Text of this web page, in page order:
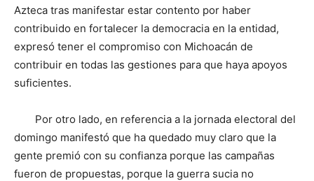
Azteca tras manifestar estar contento por haber
contribuido en fortalecer la democracia en la entidad,
expresó tener el compromiso con Michoacán de
contribuir en todas las gestiones para que haya apoyos
suficientes.
Por otro lado, en referencia a la jornada electoral del
domingo manifestó que ha quedado muy claro que la
gente premió con su confianza porque las campañas
fueron de propuestas, porque la guerra sucia no